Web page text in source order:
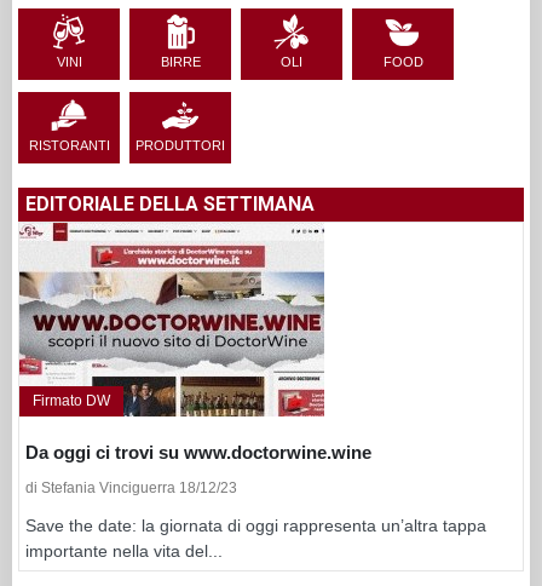
VINI BIRRE OLI FOOD
RISTORANTI PRODUTTORI
EDITORIALE DELLA SETTIMANA
Firmato DW
Da oggi ci trovi su www.doctorwine.wine
di Stefania Vinciguerra 18/12/23
Save the date: la giornata di oggi rappresenta un’altra tappa
importante nella vita del...